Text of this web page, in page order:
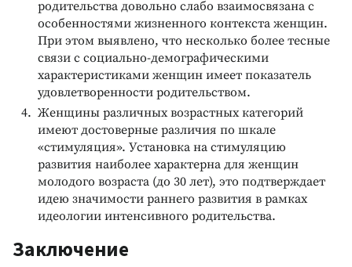
родительства довольно слабо взаимосвязана с
особенностями жизненного контекста женщин.
При этом выявлено, что несколько более тесные
связи с социально-демографическими
характеристиками женщин имеет показатель
удовлетворенности родительством.
Женщины различных возрастных категорий
имеют достоверные различия по шкале
«стимуляция». Установка на стимуляцию
развития наиболее характерна для женщин
молодого возраста (до 30 лет), это подтверждает
идею значимости раннего развития в рамках
идеологии интенсивного родительства.
Заключение